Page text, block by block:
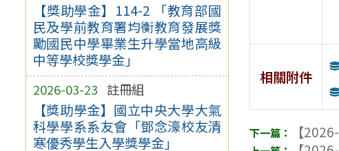
【獎助學金】114-2 「教育部國
民及學前教育署均衡教育發展獎
勵國民中學畢業生升學當地高級
中等學校獎學金」
2026-03-23 註冊組
【獎助學金】國立中央大學大氣
科學學系系友會「鄧念濠校友清
寒優秀學生入學獎學金」
相關附件
【